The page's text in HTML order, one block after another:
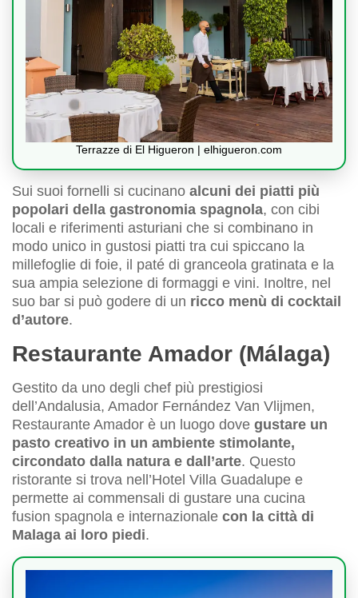
Terrazze di El Higueron | elhigueron.com
Sui suoi fornelli si cucinano alcuni dei piatti più
popolari della gastronomia spagnola, con cibi
locali e riferimenti asturiani che si combinano in
modo unico in gustosi piatti tra cui spiccano la
millefoglie di foie, il paté di granceola gratinata e la
sua ampia selezione di formaggi e vini. Inoltre, nel
suo bar si può godere di un ricco menù di cocktail
d’autore.
Restaurante Amador (Málaga)
Gestito da uno degli chef più prestigiosi
dell’Andalusia, Amador Fernández Van Vlijmen,
Restaurante Amador è un luogo dove gustare un
pasto creativo in un ambiente stimolante,
circondato dalla natura e dall’arte. Questo
ristorante si trova nell’Hotel Villa Guadalupe e
permette ai commensali di gustare una cucina
fusion spagnola e internazionale con la città di
Malaga ai loro piedi.